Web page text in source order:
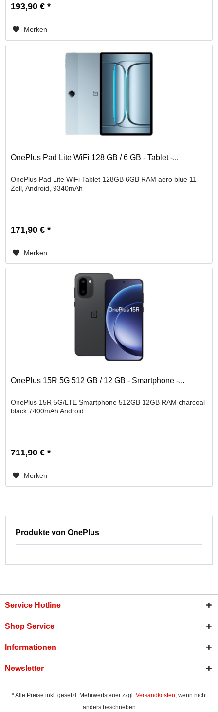
193,90 € *
Merken
OnePlus Pad Lite WiFi 128 GB / 6 GB - Tablet -...
OnePlus Pad Lite WiFi Tablet 128GB 6GB RAM aero blue 11
Zoll, Android, 9340mAh
171,90 € *
Merken
OnePlus 15R 5G 512 GB / 12 GB - Smartphone -...
OnePlus 15R 5G/LTE Smartphone 512GB 12GB RAM charcoal
black 7400mAh Android
711,90 € *
Merken
Produkte von OnePlus
Service Hotline
Shop Service
Informationen
Newsletter
* Alle Preise inkl. gesetzl. Mehrwertsteuer zzgl. Versandkosten, wenn nicht
anders beschrieben